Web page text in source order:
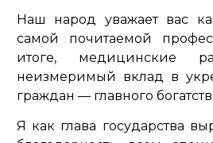
Наш народ уважает вас
самой почитаемой
итоге, медицинские
неизмеримый вклад в
граждан — главного
Я как глава государства